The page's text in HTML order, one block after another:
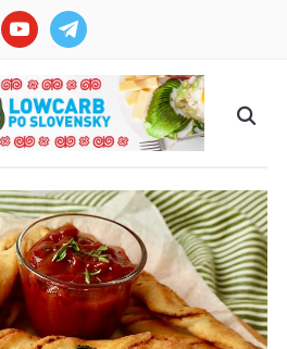
youtubetelegram